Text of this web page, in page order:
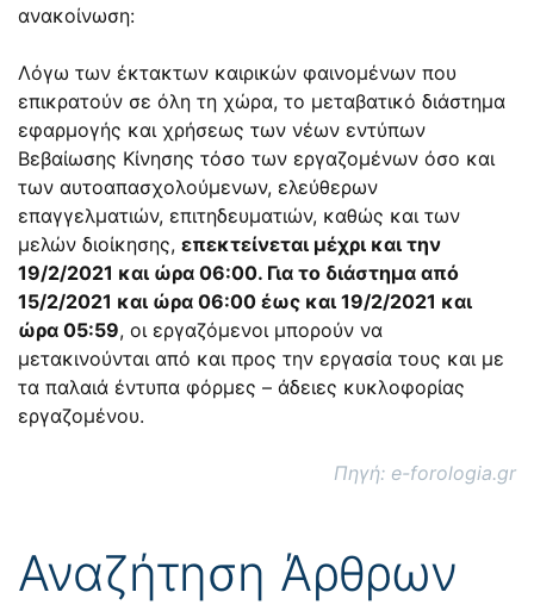
ανακοίνωση:
Λόγω των έκτακτων καιρικών φαινομένων που
επικρατούν σε όλη τη χώρα, το μεταβατικό διάστημα
εφαρμογής και χρήσεως των νέων εντύπων
Βεβαίωσης Κίνησης τόσο των εργαζομένων όσο και
των αυτοαπασχολούμενων, ελεύθερων
επαγγελματιών, επιτηδευματιών, καθώς και των
μελών διοίκησης, επεκτείνεται μέχρι και την
19/2/2021 και ώρα 06:00. Για το διάστημα από
15/2/2021 και ώρα 06:00 έως και 19/2/2021 και
ώρα 05:59, οι εργαζόμενοι μπορούν να
μετακινούνται από και προς την εργασία τους και με
τα παλαιά έντυπα φόρμες – άδειες κυκλοφορίας
εργαζομένου.
Πηγή: e-forologia.gr
Αναζήτηση Άρθρων